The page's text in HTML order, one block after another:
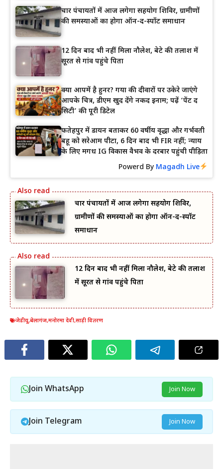
चार पंचायतों में आज लगेगा सहयोग शिविर, ग्रामीणों
की समस्याओं का होगा ऑन-द-स्पॉट समाधान
12 दिन बाद भी नहीं मिला नौलेश, बेटे की तलाश में
सूरत से गांव पहुंचे पिता
क्या आपमें है हुनर? गया की दीवारों पर उकेरे जाएंगे
आपके चित्र, डीएम खुद देंगे नकद इनाम; पढ़ें ‘पेंट द
सिटी’ की पूरी डिटेल
फतेहपुर में डायन बताकर 60 वर्षीय वृद्धा और गर्भवती
बहू को सरेआम पीटा, 6 दिन बाद भी FIR नहीं; न्याय
के लिए मगध IG विकास वैभव के दरबार पहुंची पीड़िता
Powerd By Magadh Live
चार पंचायतों में आज लगेगा सहयोग शिविर,
ग्रामीणों की समस्याओं का होगा ऑन-द-स्पॉट
समाधान
12 दिन बाद भी नहीं मिला नौलेश, बेटे की तलाश
में सूरत से गांव पहुंचे पिता
जेडीयू,बेलागंज,मनोरमा देवी,साड़ी वितरण
Join WhatsApp Join Now
Join Telegram Join Now